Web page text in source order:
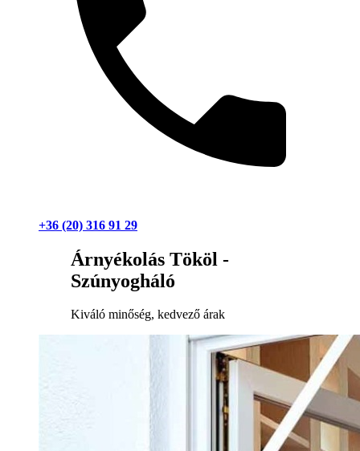
+36 (20) 316 91 29
Árnyékolás Tököl -
Szúnyogháló
Kiváló minőség, kedvező árak